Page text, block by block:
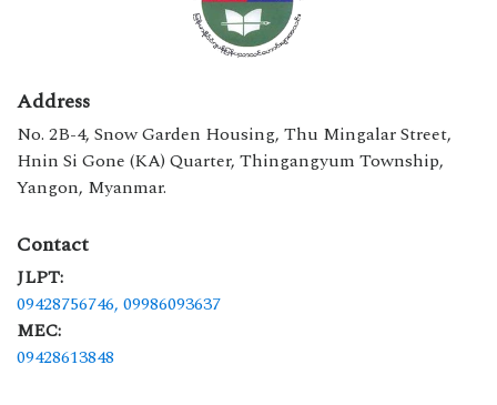
Address
No. 2B-4, Snow Garden Housing, Thu Mingalar Street,
Hnin Si Gone (KA) Quarter, Thingangyum Township,
Yangon, Myanmar.
Contact
JLPT:
09428756746, 09986093637
MEC:
09428613848